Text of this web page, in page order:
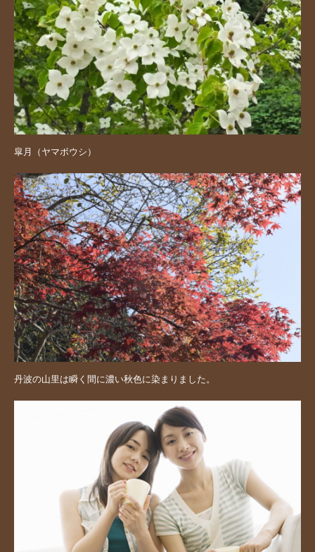
皐月（ヤマボウシ）
丹波の山里は瞬く間に濃い秋色に染まりました。